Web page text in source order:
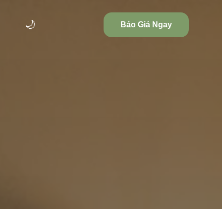
🌙 Báo Giá Ngay